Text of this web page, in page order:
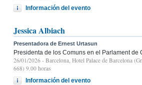
Información del evento
Jessica Albiach
Presentadora de Ernest Urtasun
Presidenta de los Comuns en el Parlament de
26/01/2026 - Barcelona, Hotel Palace de Barcelona
668) 9.00 horas
Información del evento